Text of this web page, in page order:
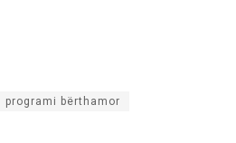
programi bërthamor